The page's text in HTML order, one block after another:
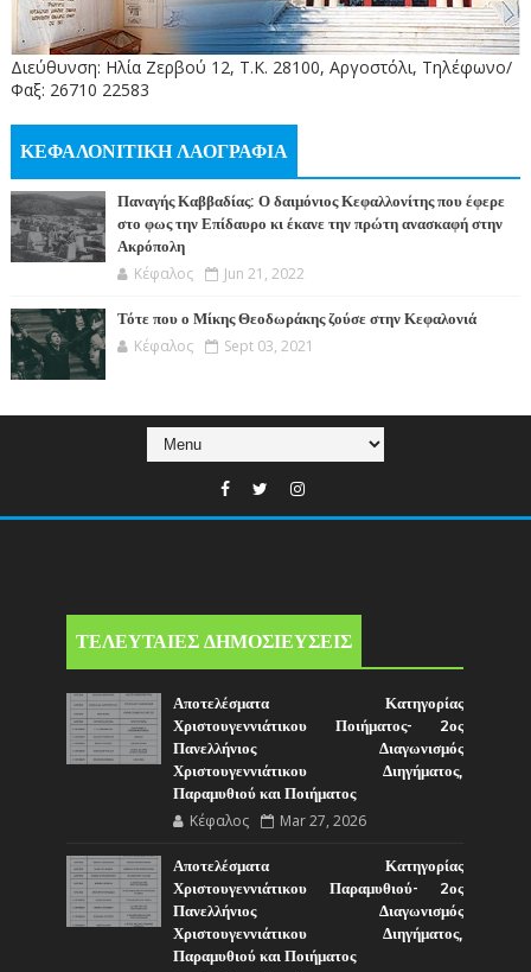
Διεύθυνση: Ηλία Ζερβού 12, Τ.Κ. 28100, Αργοστόλι, Τηλέφωνο/
Φαξ: 26710 22583
ΚΕΦΑΛΟΝΙΤΙΚΗ ΛΑΟΓΡΑΦΙΑ
Παναγής Καββαδίας: Ο δαιμόνιος Κεφαλλονίτης που έφερε
στο φως την Επίδαυρο κι έκανε την πρώτη ανασκαφή στην
Ακρόπολη
Κέφαλος Jun 21, 2022
Τότε που ο Μίκης Θεοδωράκης ζούσε στην Κεφαλονιά
Κέφαλος Sept 03, 2021
ΤΕΛΕΥΤΑΙΕΣ ΔΗΜΟΣΙΕΥΣΕΙΣ
Αποτελέσματα Κατηγορίας
Χριστουγεννιάτικου Ποιήματος- 2ος
Πανελλήνιος Διαγωνισμός
Χριστουγεννιάτικου Διηγήματος,
Παραμυθιού και Ποιήματος
Κέφαλος Mar 27, 2026
Αποτελέσματα Κατηγορίας
Χριστουγεννιάτικου Παραμυθιού- 2ος
Πανελλήνιος Διαγωνισμός
Χριστουγεννιάτικου Διηγήματος,
Παραμυθιού και Ποιήματος